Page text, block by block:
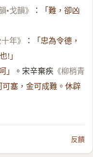
•戈韻》 ：
「難，卻凶
年》 ：
「忠為令德，
!」
」 。宋辛棄疾《柳梢青
可塞，金可成難。休辟
反饋